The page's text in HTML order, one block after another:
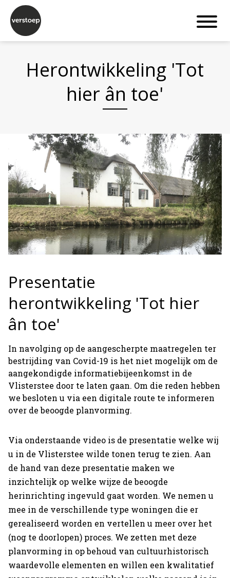
Herontwikkeling 'Tot
hier ân toe'
Presentatie
herontwikkeling 'Tot hier
ân toe'
In navolging op de aangescherpte maatregelen ter
bestrijding van Covid-19 is het niet mogelijk om de
aangekondigde informatiebijeenkomst in de
Vlisterstee door te laten gaan. Om die reden hebben
we besloten u via een digitale route te informeren
over de beoogde planvorming.
Via onderstaande video is de presentatie welke wij
u in de Vlisterstee wilde tonen terug te zien. Aan
de hand van deze presentatie maken we
inzichtelijk op welke wijze de beoogde
herinrichting ingevuld gaat worden. We nemen u
mee in de verschillende type woningen die er
gerealiseerd worden en vertellen u meer over het
(nog te doorlopen) proces. We zetten met deze
planvorming in op behoud van cultuurhistorisch
waardevolle elementen en willen een kwalitatief